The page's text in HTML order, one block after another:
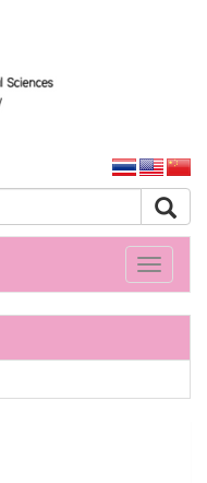
Toggle